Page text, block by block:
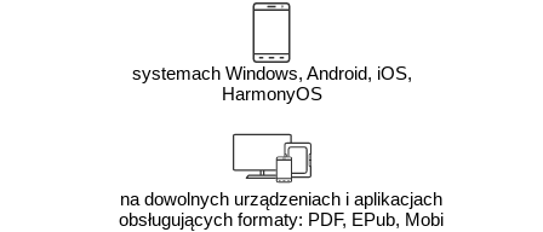
systemach Windows, Android, iOS,
HarmonyOS
na dowolnych urządzeniach i aplikacjach
obsługujących formaty: PDF, EPub, Mobi